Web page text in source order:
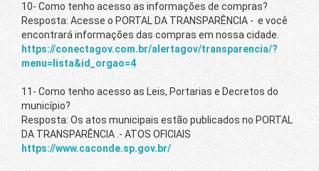
10- Como tenho acesso as informações de compras?
Resposta: Acesse o PORTAL DA TRANSPARÊNCIA - e você
encontrará informações das compras em nossa cidade.
https://conectagov.com.br/alertagov/transparencia/?
menu=lista&id_orgao=4
11- Como tenho acesso as Leis, Portarias e Decretos do
município?
Resposta: Os atos municipais estão publicados no PORTAL
DA TRANSPARÊNCIA .- ATOS OFICIAIS
https://www.caconde.sp.gov.br/